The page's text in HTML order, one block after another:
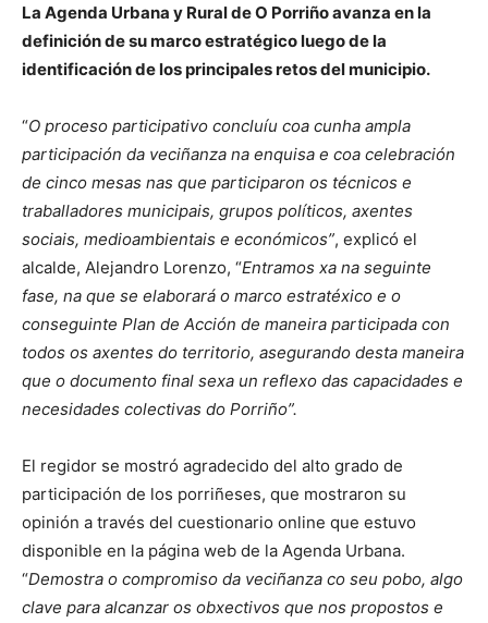
La Agenda Urbana y Rural de O Porriño avanza en la
definición de su marco estratégico luego de la
identificación de los principales retos del municipio.
“O proceso participativo concluíu coa cunha ampla
participación da veciñanza na enquisa e coa celebración
de cinco mesas nas que participaron os técnicos e
traballadores municipais, grupos políticos, axentes
sociais, medioambientais e económicos”, explicó el
alcalde, Alejandro Lorenzo, “Entramos xa na seguinte
fase, na que se elaborará o marco estratéxico e o
conseguinte Plan de Acción de maneira participada con
todos os axentes do territorio, asegurando desta maneira
que o documento final sexa un reflexo das capacidades e
necesidades colectivas do Porriño”.
El regidor se mostró agradecido del alto grado de
participación de los porriñeses, que mostraron su
opinión a través del cuestionario online que estuvo
disponible en la página web de la Agenda Urbana.
“Demostra o compromiso da veciñanza co seu pobo, algo
clave para alcanzar os obxectivos que nos propostos e